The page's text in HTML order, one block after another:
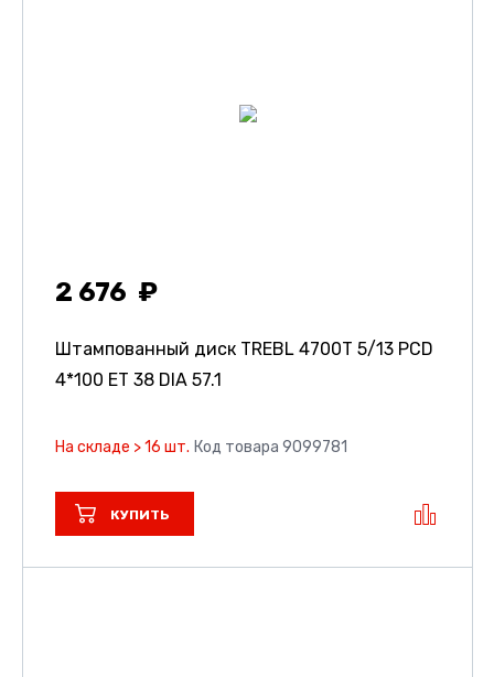
2 676
Штампованный диск TREBL 4700T 5/13 PCD
4*100 ET 38 DIA 57.1
На складе > 16 шт. Код товара 9099781
КУПИТЬ